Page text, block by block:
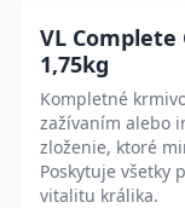
VL
1,75kg
Kompletné
zažívaním alebo
zloženie, ktoré
Poskytuje všetky
vitalitu králika.